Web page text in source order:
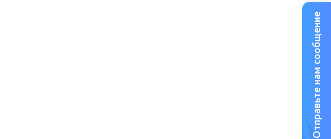
Отправьте нам сообщение